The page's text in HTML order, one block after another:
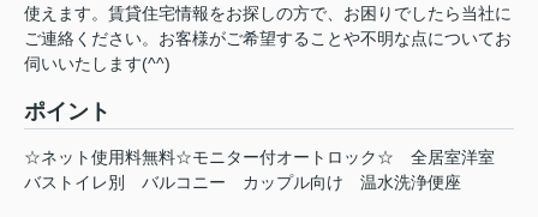
使えます。賃貸住宅情報をお探しの方で、お困りでしたら当社に
ご連絡ください。お客様がご希望することや不明な点についてお
伺いいたします(^^)
ポイント
☆ネット使用料無料☆モニター付オートロック☆
全居室洋室
バストイレ別
バルコニー カップル向け 温水洗浄便座